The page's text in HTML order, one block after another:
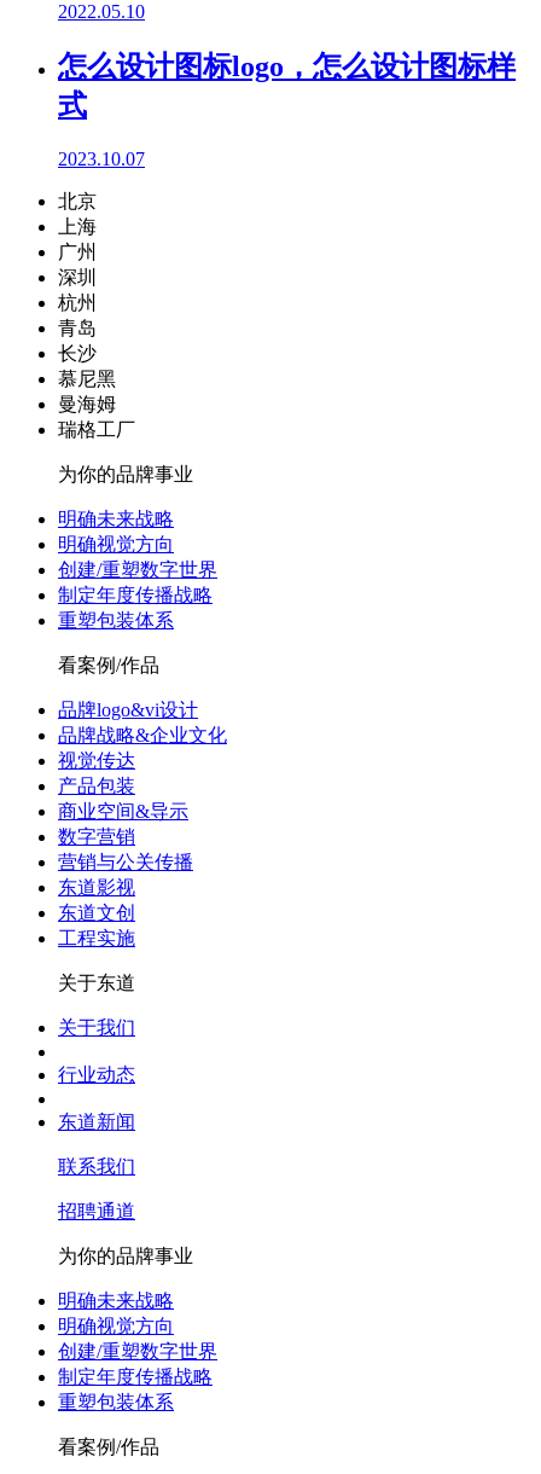
2022.05.10
怎么设计图标logo，怎么设计图标样
式
2023.10.07
北京
上海
广州
深圳
杭州
青岛
长沙
慕尼黑
曼海姆
瑞格工厂
为你的品牌事业
明确未来战略
明确视觉方向
创建/重塑数字世界
制定年度传播战略
重塑包装体系
看案例/作品
品牌logo&vi设计
品牌战略&企业文化
视觉传达
产品包装
商业空间&导示
数字营销
营销与公关传播
东道影视
东道文创
工程实施
关于东道
关于我们
行业动态
东道新闻
联系我们
招聘通道
为你的品牌事业
明确未来战略
明确视觉方向
创建/重塑数字世界
制定年度传播战略
重塑包装体系
看案例/作品